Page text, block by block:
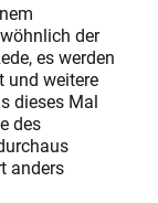
der
es werden
und weitere
dieses Mal
des
anders